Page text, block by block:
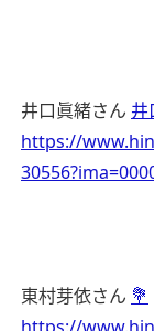
井口眞緒さん 井
https://
東村芽依さん 💐
https://